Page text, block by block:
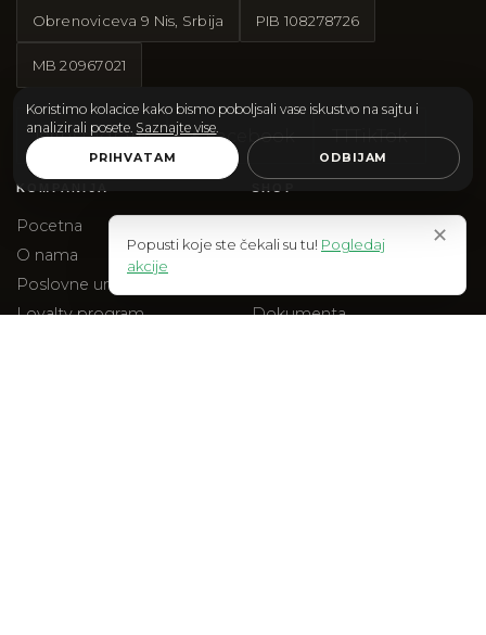
Obrenoviceva 9 Nis, Srbija PIB 108278726
MB20967021
Instagram Facebook TTTikTok
KOMPANIJA
Pocetna
O nama
Poslovne uniforme
Loyalty program
Akcije
Dokumenta
Koristimo kolacice kako bismo poboljsali vase iskustvo na sajtu i
analizirali posete. Saznajte vise
PRIHVATAM ODBIJAM
✕
Popusti koje ste čekali su tu! Pogledaj
akcije